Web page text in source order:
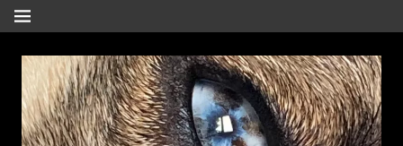
Aller
au
contenu
MENU